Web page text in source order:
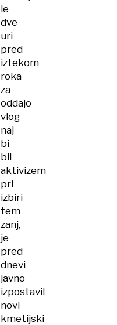
le
dve
uri
pred
iztekom
roka
za
oddajo
vlog
naj
bi
bil
aktivizem
pri
izbiri
tem
zanj,
je
pred
dnevi
javno
izpostavil
novi
kmetijski